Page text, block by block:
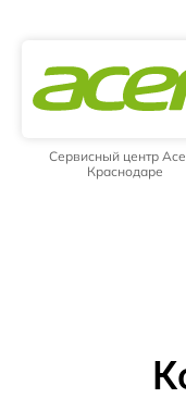
Сервисный центр
Краснодаре